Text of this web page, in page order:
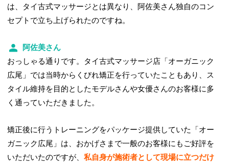
は、タイ古式マッサージとは異なり、阿佐美さん独自のコン
セプトで立ち上げられたのですね。
阿佐美さん
おっしゃる通りです。タイ古式マッサージ店「オーガニック
広尾」では当時からくびれ矯正を行っていたこともあり、ス
タイル維持を目的としたモデルさんや女優さんのお客様に多
く通っていただきました。
矯正後に行うトレーニングをパッケージ提供していた「オー
ガニック広尾」は、おかげさまで一般のお客様にもご好評を
いただいたのですが、私自身が施術者として現場に立つだけ